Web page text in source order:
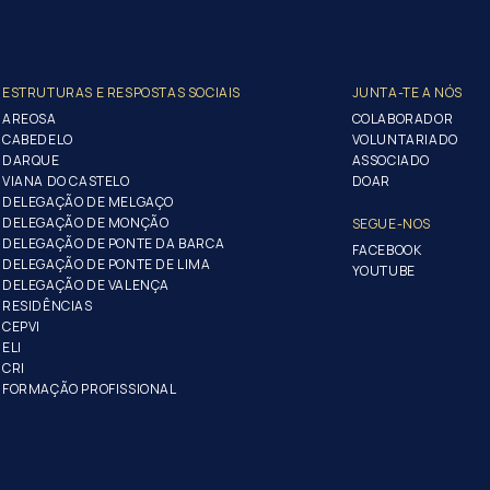
ESTRUTURAS E RESPOSTAS SOCIAIS
AREOSA
CABEDELO
DARQUE
VIANA DO CASTELO
DELEGAÇÃO DE MELGAÇO
DELEGAÇÃO DE MONÇÃO
DELEGAÇÃO DE PONTE DA BARCA
DELEGAÇÃO DE PONTE DE LIMA
DELEGAÇÃO DE VALENÇA
RESIDÊNCIAS
CEPVI
ELI
CRI
FORMAÇÃO PROFISSIONAL
JUNTA-TE A NÓS
COLABORADOR
VOLUNTARIADO
ASSOCIADO
DOAR
SEGUE-NOS
FACEBOOK
YOUTUBE